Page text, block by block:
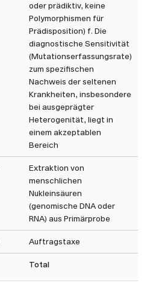
oder prädiktiv, keine
Polymorphismen für
Prädisposition) f. Die
diagnostische Sensitivität
(Mutationserfassungsrate)
zum spezifischen
Nachweis der seltenen
Krankheiten, insbesondere
bei ausgeprägter
Heterogenität, liegt in
einem akzeptablen
Bereich
Extraktion von
menschlichen
Nukleinsäuren
(genomische DNA oder
RNA) aus Primärprobe
Auftragstaxe
Total